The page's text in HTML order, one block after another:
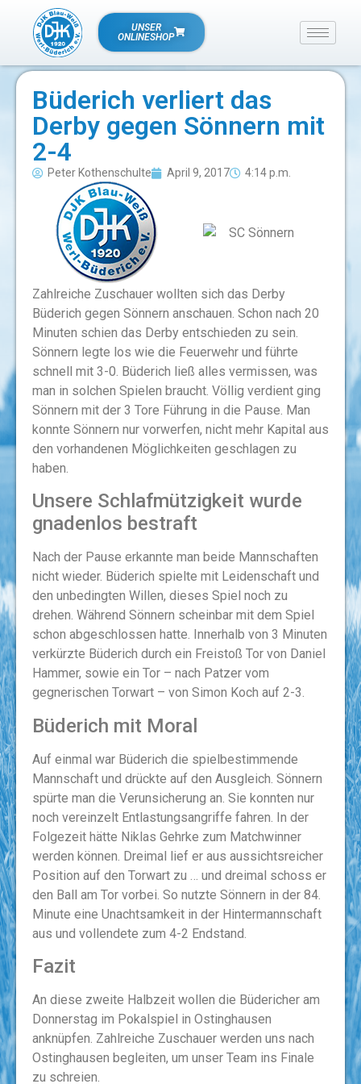
UNSER
ONLINESHOP
Büderich verliert das
Derby gegen Sönnern mit
2-4
Peter Kothenschulte April 9, 2017 4:14 p.m.
Zahlreiche Zuschauer wollten sich das Derby
Büderich gegen Sönnern anschauen. Schon nach 20
Minuten schien das Derby entschieden zu sein.
Sönnern legte los wie die Feuerwehr und führte
schnell mit 3-0. Büderich ließ alles vermissen, was
man in solchen Spielen braucht. Völlig verdient ging
Sönnern mit der 3 Tore Führung in die Pause. Man
konnte Sönnern nur vorwerfen, nicht mehr Kapital aus
den vorhandenen Möglichkeiten geschlagen zu
haben.
Unsere Schlafmützigkeit wurde
gnadenlos bestraft
Nach der Pause erkannte man beide Mannschaften
nicht wieder. Büderich spielte mit Leidenschaft und
den unbedingten Willen, dieses Spiel noch zu
drehen. Während Sönnern scheinbar mit dem Spiel
schon abgeschlossen hatte. Innerhalb von 3 Minuten
verkürzte Büderich durch ein Freistoß Tor von Daniel
Hammer, sowie ein Tor – nach Patzer vom
gegnerischen Torwart – von Simon Koch auf 2-3.
Büderich mit Moral
Auf einmal war Büderich die spielbestimmende
Mannschaft und drückte auf den Ausgleich. Sönnern
spürte man die Verunsicherung an. Sie konnten nur
noch vereinzelt Entlastungsangriffe fahren. In der
Folgezeit hätte Niklas Gehrke zum Matchwinner
werden können. Dreimal lief er aus aussichtsreicher
Position auf den Torwart zu … und dreimal schoss er
den Ball am Tor vorbei. So nutzte Sönnern in der 84.
Minute eine Unachtsamkeit in der Hintermannschaft
aus und vollendete zum 4-2 Endstand.
Fazit
An diese zweite Halbzeit wollen die Büdericher am
Donnerstag im Pokalspiel in Ostinghausen
anknüpfen. Zahlreiche Zuschauer werden uns nach
Ostinghausen begleiten, um unser Team ins Finale
zu schreien.